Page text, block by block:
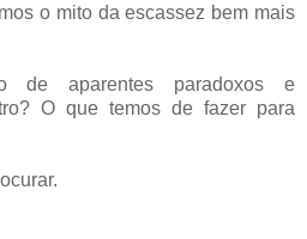
o mito da escassez bem mais
de aparentes paradoxos e
O que temos de fazer para